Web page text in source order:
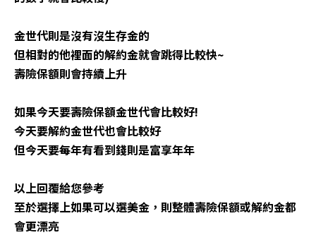
金世代則是沒有沒生存金的
但相對的他裡面的解約金就會跳得比較快~
壽險保額則會持續上升
如果今天要壽險保額金世代會比較好!
今天要解約金世代也會比較好
但今天要每年有看到錢則是富享年年
以上回覆給您參考
至於選擇上如果可以選美金，則整體壽險保額或解約金都
會更漂亮